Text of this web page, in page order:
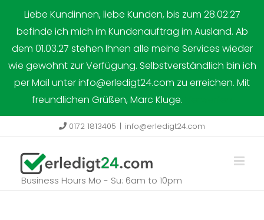
Liebe Kundinnen, liebe Kunden, bis zum 28.02.27
befinde ich mich im Kundenauftrag im Ausland. Ab
dem 01.03.27 stehen Ihnen alle meine Services wieder
wie gewohnt zur Verfügung. Selbstverständlich bin ich
per Mail unter info@erledigt24.com zu erreichen. Mit
freundlichen Grüßen, Marc Kluge.
0172 1813405 | info@erledigt24.com
Business Hours Mo - Su: 6am to 10pm